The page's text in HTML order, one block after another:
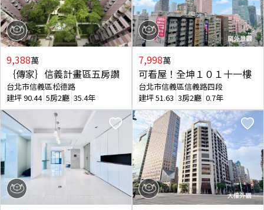
9,388萬
｛傳家｝信義計畫區五房讚
台北市信義區松德路
建坪90.44 5房2廳 35.4年
7,998萬
可看屋！全坤１０１十一樓
台北市信義區信義路四段
建坪51.63 3房2廳 0.7年